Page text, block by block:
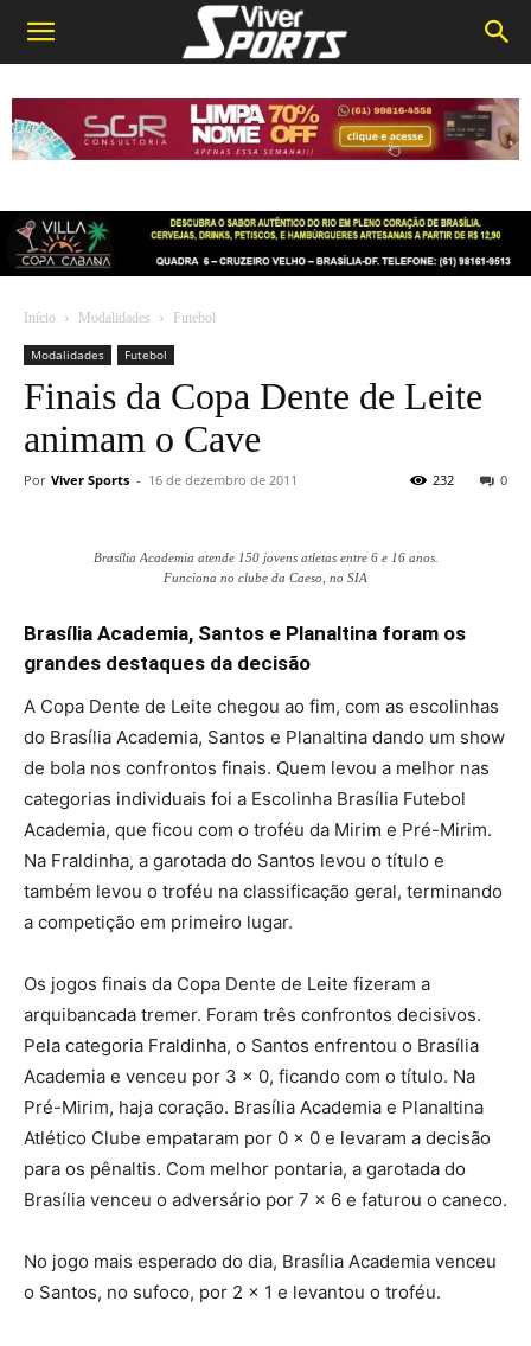
Início Modalidades Futebol
Modalidades Futebol
Finais da Copa Dente de Leite
animam o Cave
Por Viver Sports - 16 de dezembro de 2011 0
232
Brasília Academia atende 150 jovens atletas entre 6 e 16 anos.
Funciona no clube da Caeso, no SIA
Brasília Academia, Santos e Planaltina foram os
grandes destaques da decisão
A Copa Dente de Leite chegou ao fim, com as escolinhas
do Brasília Academia, Santos e Planaltina dando um show
de bola nos confrontos finais. Quem levou a melhor nas
categorias individuais foi a Escolinha Brasília Futebol
Academia, que ficou com o troféu da Mirim e Pré-Mirim.
Na Fraldinha, a garotada do Santos levou o título e
também levou o troféu na classificação geral, terminando
a competição em primeiro lugar.
Os jogos finais da Copa Dente de Leite fizeram a
arquibancada tremer. Foram três confrontos decisivos.
Pela categoria Fraldinha, o Santos enfrentou o Brasília
Academia e venceu por 3 x 0, ficando com o título. Na
Pré-Mirim, haja coração. Brasília Academia e Planaltina
Atlético Clube empataram por 0 x 0 e levaram a decisão
para os pênaltis. Com melhor pontaria, a garotada do
Brasília venceu o adversário por 7 x 6 e faturou o caneco.
No jogo mais esperado do dia, Brasília Academia venceu
o Santos, no sufoco, por 2 x 1 e levantou o troféu.